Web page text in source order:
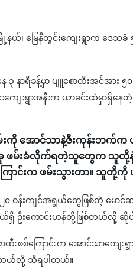
ယ်၊ မြေနီတွင်းကျေးရွာက ဒေသခံ
နာရီခန့်မှာ ပျူစောထီးအင်အား
င်းကျေးရွာအနီးက ယာခင်းထဲမှာရှိ
ကို အောင်သာနဲ့ဇီးကုန်းဘက်က
ဖမ်းခံလိုက်ရတဲ့သူတွေက သူတို့နဲ့
ောင်းက ဖမ်းသွားတာ။ သူတို့ကို
းကျင်အရွယ်တွေဖြစ်တဲ့ မောင်ဆန်း
ရှိ ဦးကောင်းဟန်တို့ဖြစ်တယ်လို့ ဆို
းစစ်ကြောင်းက အောင်သာကျေး
တယ်လို့ သိရပါတယ်။